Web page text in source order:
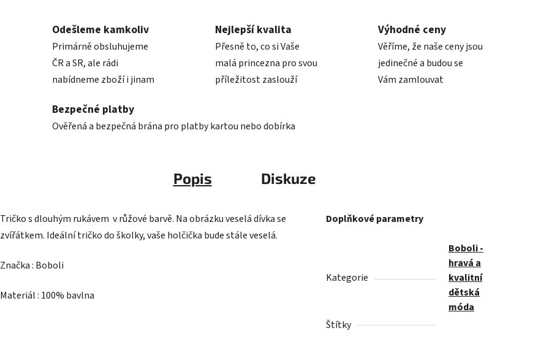
Odešleme kamkoliv
Primárně obsluhujeme
ČR a SR, ale rádi
nabídneme zboží i jinam
Nejlepší kvalita
Přesně to, co si Vaše
malá princezna pro svou
příležitost zaslouží
Výhodné ceny
Věříme, že naše ceny jsou
jedinečné a budou se
Vám zamlouvat
Bezpečné platby
Ověřená a bezpečná brána pro platby kartou nebo dobírka
Popis Diskuze
Tričko s dlouhým rukávem v růžové barvě. Na obrázku veselá dívka se
zvířátkem. Ideální tričko do školky, vaše holčička bude stále veselá.
Značka : Boboli
Materiál : 100% bavlna
Doplňkové parametry
Kategorie
Boboli -
hravá a
kvalitní
dětská
móda
Štítky